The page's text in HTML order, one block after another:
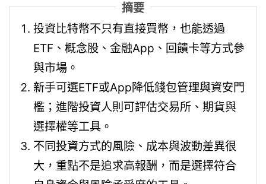
摘要
投資比特幣不只有直接買幣，也能透過
ETF、概念股、金融App、回饋卡等方式參
與市場。
新手可選ETF或App降低錢包管理與資安門
檻；進階投資人則可評估交易所、期貨與
選擇權等工具。
不同投資方式的風險、成本與波動差異很
大，重點不是追求高報酬，而是選擇符合